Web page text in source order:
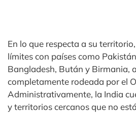
En lo que respecta a su
límites con países como
Bangladesh, Bután y Birmania,
completamente rodeada por el
Administrativamente, la India
y territorios cercanos que no